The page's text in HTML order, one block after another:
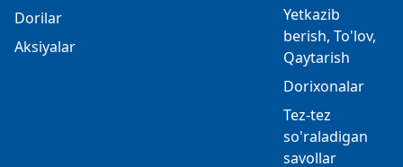
Dorilar
Aksiyalar
Yetkazib
berish, To'lov,
Qaytarish
Dorixonalar
Tez-tez
so'raladigan
savollar